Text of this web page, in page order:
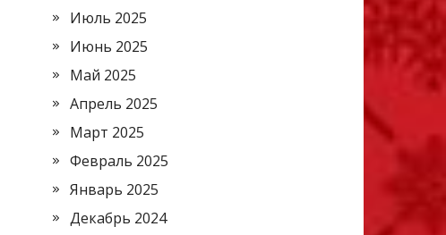
Июль 2025
Июнь 2025
Май 2025
Апрель 2025
Март 2025
Февраль 2025
Январь 2025
Декабрь 2024